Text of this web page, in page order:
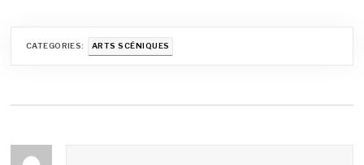
CATEGORIES: ARTS SCÉNIQUES